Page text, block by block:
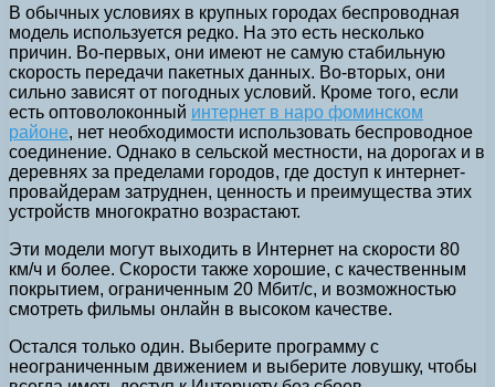
В обычных условиях в крупных городах беспроводная
модель используется редко. На это есть несколько
причин. Во-первых, они имеют не самую стабильную
скорость передачи пакетных данных. Во-вторых, они
сильно зависят от погодных условий. Кроме того, если
есть оптоволоконный интернет в наро фоминском
районе, нет необходимости использовать беспроводное
соединение. Однако в сельской местности, на дорогах и в
деревнях за пределами городов, где доступ к интернет-
провайдерам затруднен, ценность и преимущества этих
устройств многократно возрастают.
Эти модели могут выходить в Интернет на скорости 80
км/ч и более. Скорости также хорошие, с качественным
покрытием, ограниченным 20 Мбит/с, и возможностью
смотреть фильмы онлайн в высоком качестве.
Остался только один. Выберите программу с
неограниченным движением и выберите ловушку, чтобы